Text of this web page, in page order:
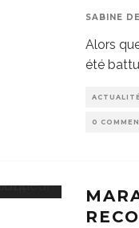
SABINE
Alors
été
0